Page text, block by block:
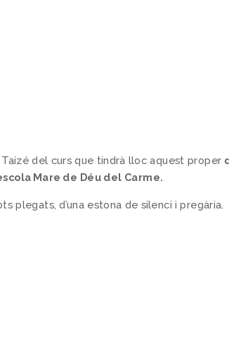
del curs que tindrà lloc aquest proper
Mare de Déu del Carme.
plegats, d’una estona de silenci i pregària.